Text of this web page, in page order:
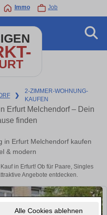
Alle Cookies ablehnen
Immo Job
❯
2-ZIMMER-WOHNUNG-
KAUFEN
Erfurt Melchendorf – Dein
finden
in Erfurt Melchendorf kaufen
& modern
in Erfurt! Ob für Paare, Singles
Angebote entdecken.